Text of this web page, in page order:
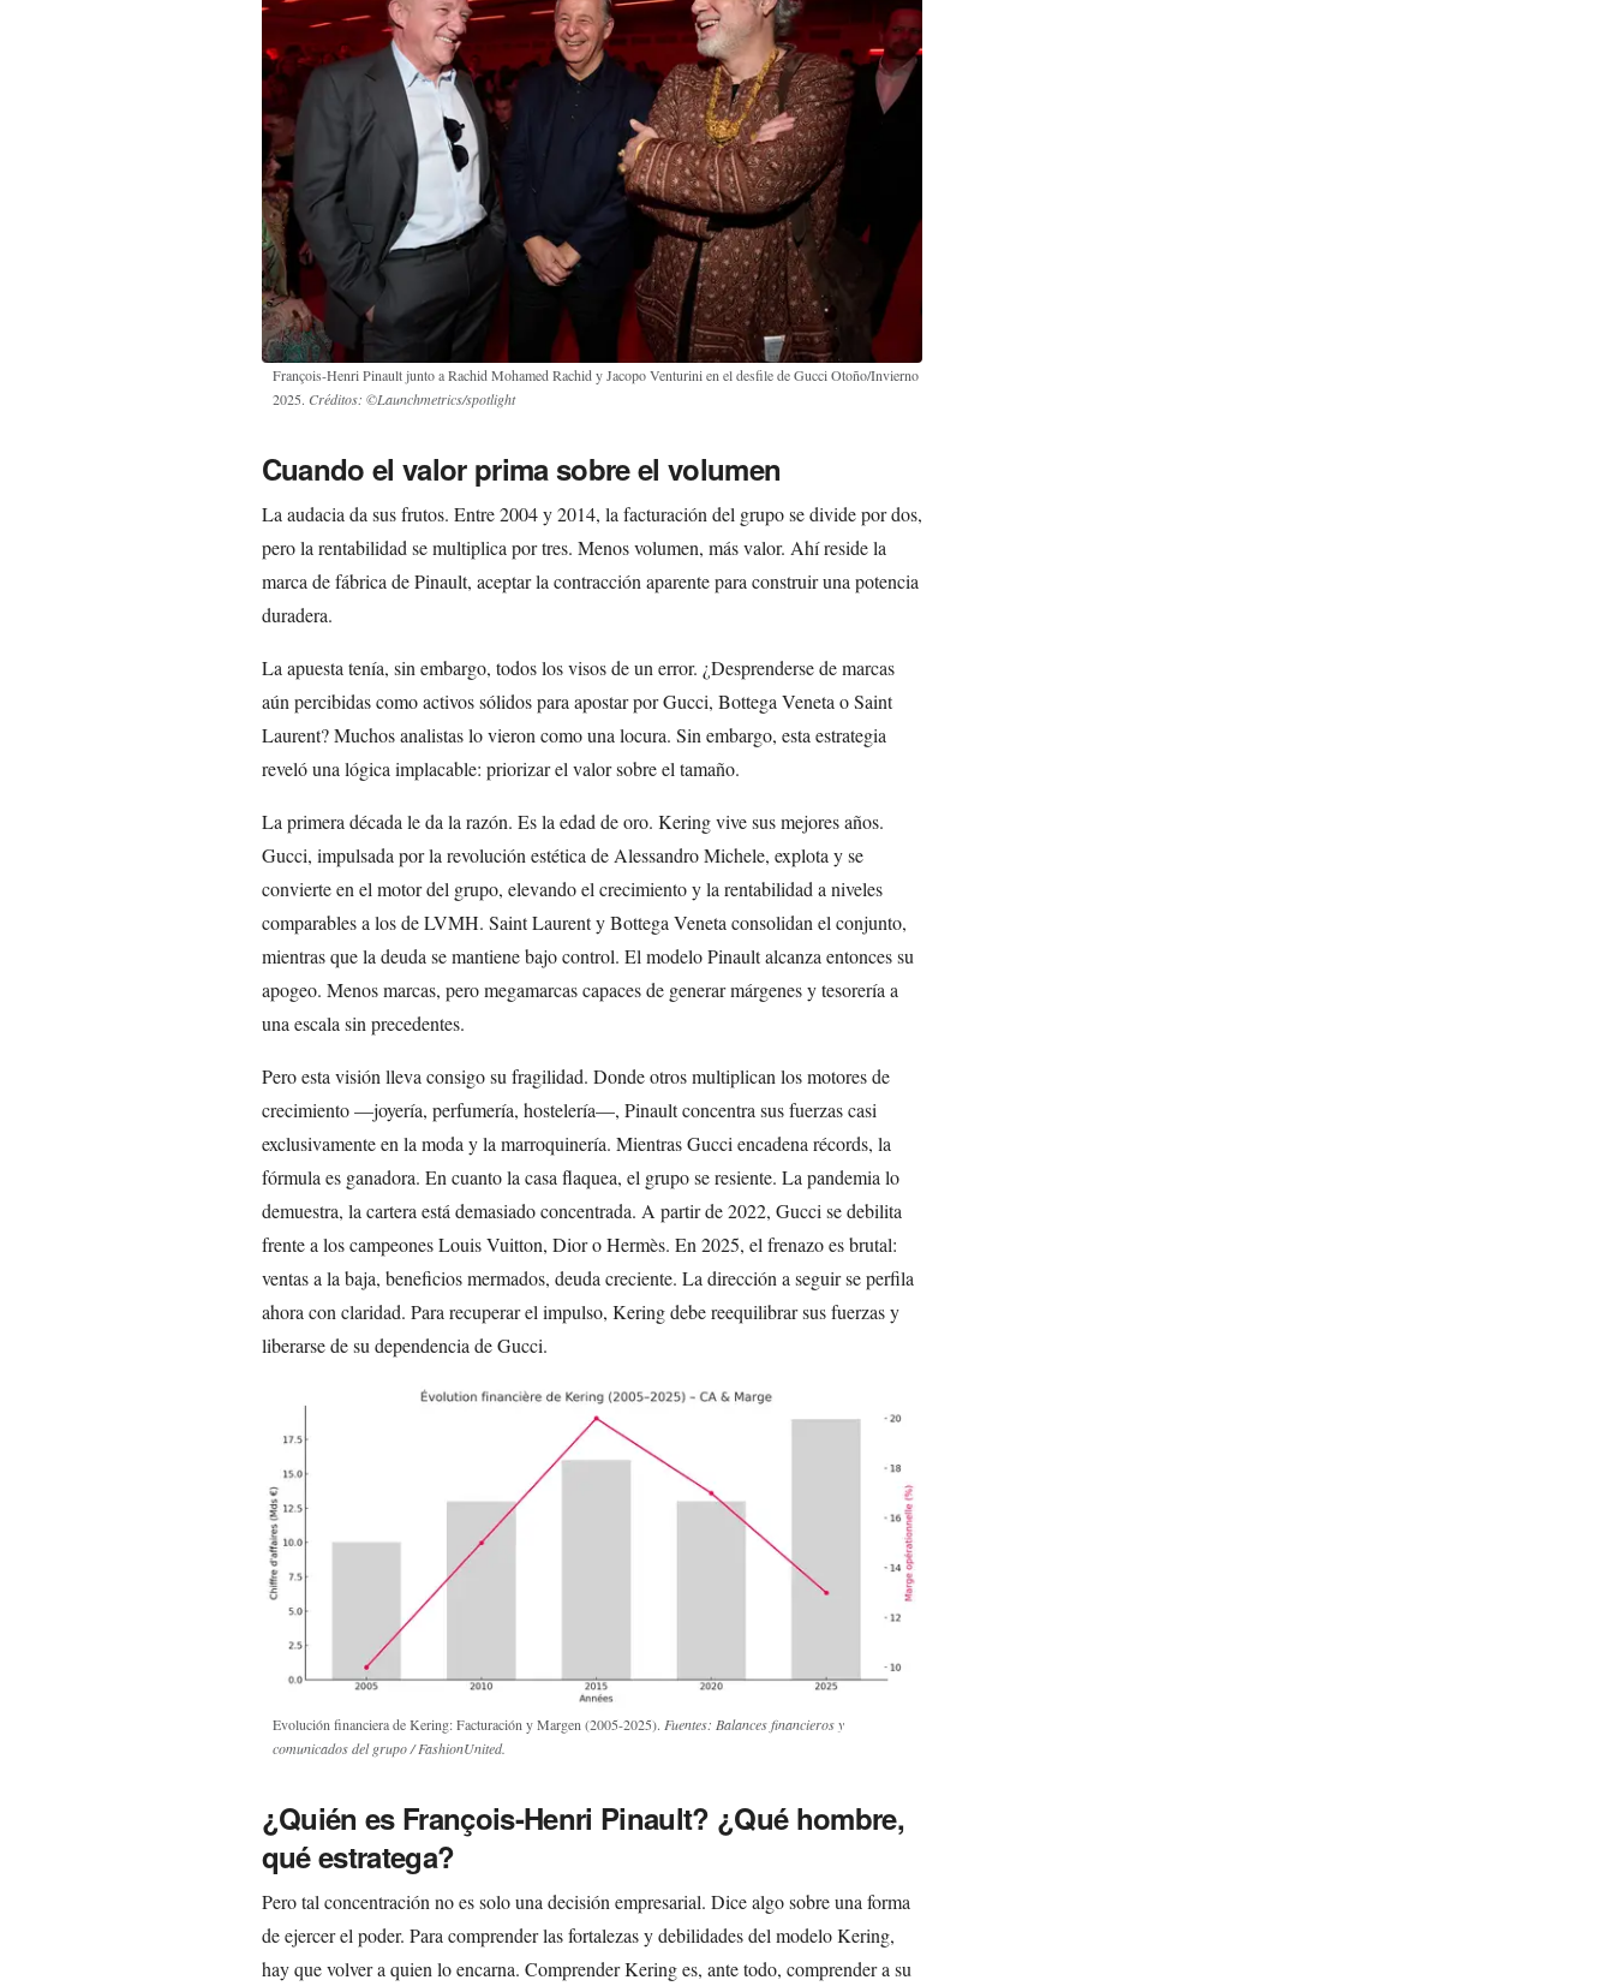
François-Henri Pinault junto a Rachid Mohamed Rachid y Jacopo Venturini en el desfile de Gucci Otoño/Invierno
2025. Créditos: ©Launchmetrics/spotlight
Cuando el valor prima sobre el volumen
La audacia da sus frutos. Entre 2004 y 2014, la facturación del grupo se divide por dos,
pero la rentabilidad se multiplica por tres. Menos volumen, más valor. Ahí reside la
marca de fábrica de Pinault, aceptar la contracción aparente para construir una potencia
duradera.
La apuesta tenía, sin embargo, todos los visos de un error. ¿Desprenderse de marcas
aún percibidas como activos sólidos para apostar por Gucci, Bottega Veneta o Saint
Laurent? Muchos analistas lo vieron como una locura. Sin embargo, esta estrategia
reveló una lógica implacable: priorizar el valor sobre el tamaño.
La primera década le da la razón. Es la edad de oro. Kering vive sus mejores años.
Gucci, impulsada por la revolución estética de Alessandro Michele, explota y se
convierte en el motor del grupo, elevando el crecimiento y la rentabilidad a niveles
comparables a los de LVMH. Saint Laurent y Bottega Veneta consolidan el conjunto,
mientras que la deuda se mantiene bajo control. El modelo Pinault alcanza entonces su
apogeo. Menos marcas, pero megamarcas capaces de generar márgenes y tesorería a
una escala sin precedentes.
Pero esta visión lleva consigo su fragilidad. Donde otros multiplican los motores de
crecimiento —joyería, perfumería, hostelería—, Pinault concentra sus fuerzas casi
exclusivamente en la moda y la marroquinería. Mientras Gucci encadena récords, la
fórmula es ganadora. En cuanto la casa flaquea, el grupo se resiente. La pandemia lo
demuestra, la cartera está demasiado concentrada. A partir de 2022, Gucci se debilita
frente a los campeones Louis Vuitton, Dior o Hermès. En 2025, el frenazo es brutal:
ventas a la baja, beneficios mermados, deuda creciente. La dirección a seguir se perfila
ahora con claridad. Para recuperar el impulso, Kering debe reequilibrar sus fuerzas y
liberarse de su dependencia de Gucci.
Evolución financiera de Kering: Facturación y Margen (2005-2025). Fuentes: Balances financieros y
comunicados del grupo / FashionUnited.
¿Quién es François-Henri Pinault? ¿Qué hombre,
qué estratega?
Pero tal concentración no es solo una decisión empresarial. Dice algo sobre una forma
de ejercer el poder. Para comprender las fortalezas y debilidades del modelo Kering,
hay que volver a quien lo encarna. Comprender Kering es, ante todo, comprender a su